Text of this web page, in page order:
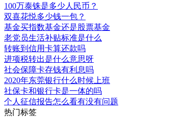
100万泰铢是多少人民币？
双喜花悦多少钱一包？
基金买指数基金还是股票基金
老党员生活补贴标准是什么
转账到信用卡算还款吗
进项税转出是什么意思呀
社会保障卡存钱有利息吗
2020年东莞银行什么时候上班
社保卡和银行卡是一体的吗
个人征信报告怎么看有没有问题
热门标签